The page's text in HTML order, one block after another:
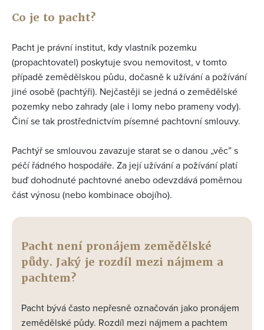
Co je to pacht?
Pacht je právní institut, kdy vlastník pozemku
(propachtovatel) poskytuje svou nemovitost, v tomto
případě zemědělskou půdu, dočasně k užívání a požívání
jiné osobě (pachtýři). Nejčastěji se jedná o zemědělské
pozemky nebo zahrady (ale i lomy nebo prameny vody).
Činí se tak prostřednictvím písemné pachtovní smlouvy.
Pachtýř se smlouvou zavazuje starat se o danou „věc” s
péčí řádného hospodáře. Za její užívání a požívání platí
buď dohodnuté pachtovné anebo odevzdává poměrnou
část výnosu (nebo kombinace obojího).
Pacht není pronájem zemědělské
půdy. Jaký je rozdíl mezi nájmem a
pachtem?
Pacht bývá často nepřesně označován jako pronájem
zemědělské půdy. Rozdíl mezi nájmem a pachtem